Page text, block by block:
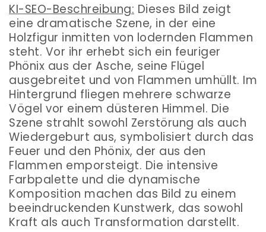
KI-SEO-Beschreibung: Dieses Bild zeigt
eine dramatische Szene, in der eine
Holzfigur inmitten von lodernden Flammen
steht. Vor ihr erhebt sich ein feuriger
Phönix aus der Asche, seine Flügel
ausgebreitet und von Flammen umhüllt. Im
Hintergrund fliegen mehrere schwarze
Vögel vor einem düsteren Himmel. Die
Szene strahlt sowohl Zerstörung als auch
Wiedergeburt aus, symbolisiert durch das
Feuer und den Phönix, der aus den
Flammen emporsteigt. Die intensive
Farbpalette und die dynamische
Komposition machen das Bild zu einem
beeindruckenden Kunstwerk, das sowohl
Kraft als auch Transformation darstellt.